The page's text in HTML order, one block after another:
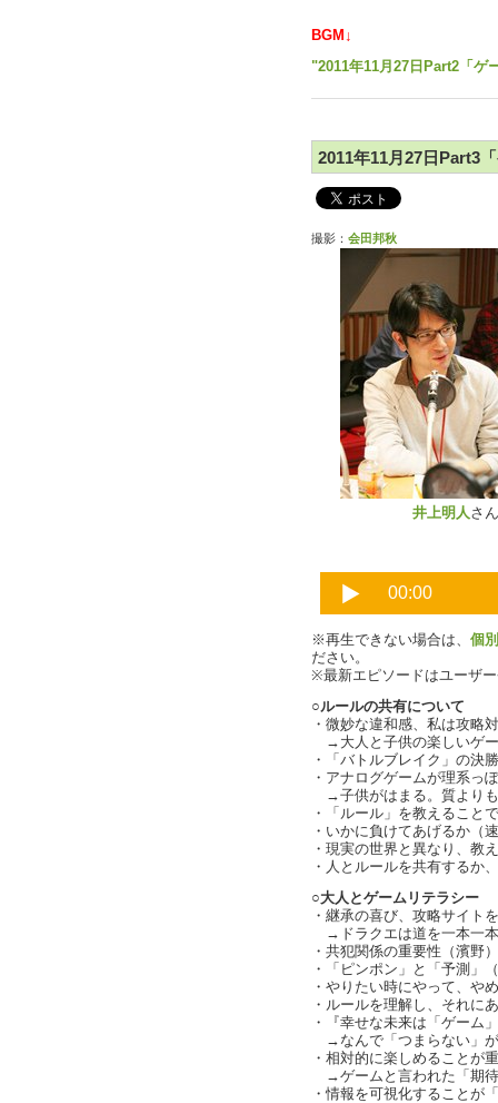
BGM↓
"2011年11月27日Part2「ゲ
2011年11月27日Part3
撮影： 会田邦秋
井上明人
※再生できない場合は、 個
ださい。
※最新エピソードはユーザ
○ルールの共有について
・微妙な違和感、私は攻略
→大人と子供の楽しいゲ
・「バトルブレイク」の決
・アナログゲームが理系っ
→子供がはまる。質よりも
・「ルール」を教えること
・いかに負けてあげるか（
・現実の世界と異なり、教
・人とルールを共有するか
○大人とゲームリテラシー
・継承の喜び、攻略サイト
→ドラクエは道を一本一
・共犯関係の重要性（濱野）
・「ピンポン」と「予測」
・やりたい時にやって、や
・ルールを理解し、それに
・『幸せな未来は「ゲーム
→なんで「つまらない」
・相対的に楽しめることが
→ゲームと言われた「期
・情報を可視化することが